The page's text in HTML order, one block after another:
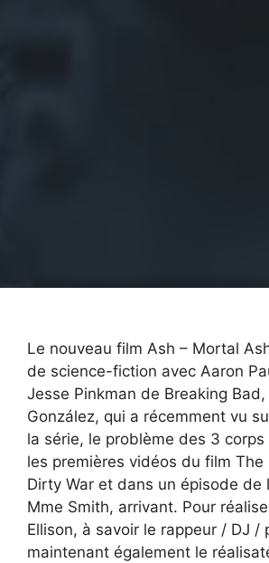
Le nouveau film Ash – Mortal
de science-fiction avec Aaron
Jesse Pinkman de Breaking Bad,
González, qui a récemment vu
la série, le problème des 3
les premières vidéos du film
Dirty War et dans un épisode de
Mme Smith, arrivant. Pour
Ellison, à savoir le rappeur / DJ /
maintenant également le